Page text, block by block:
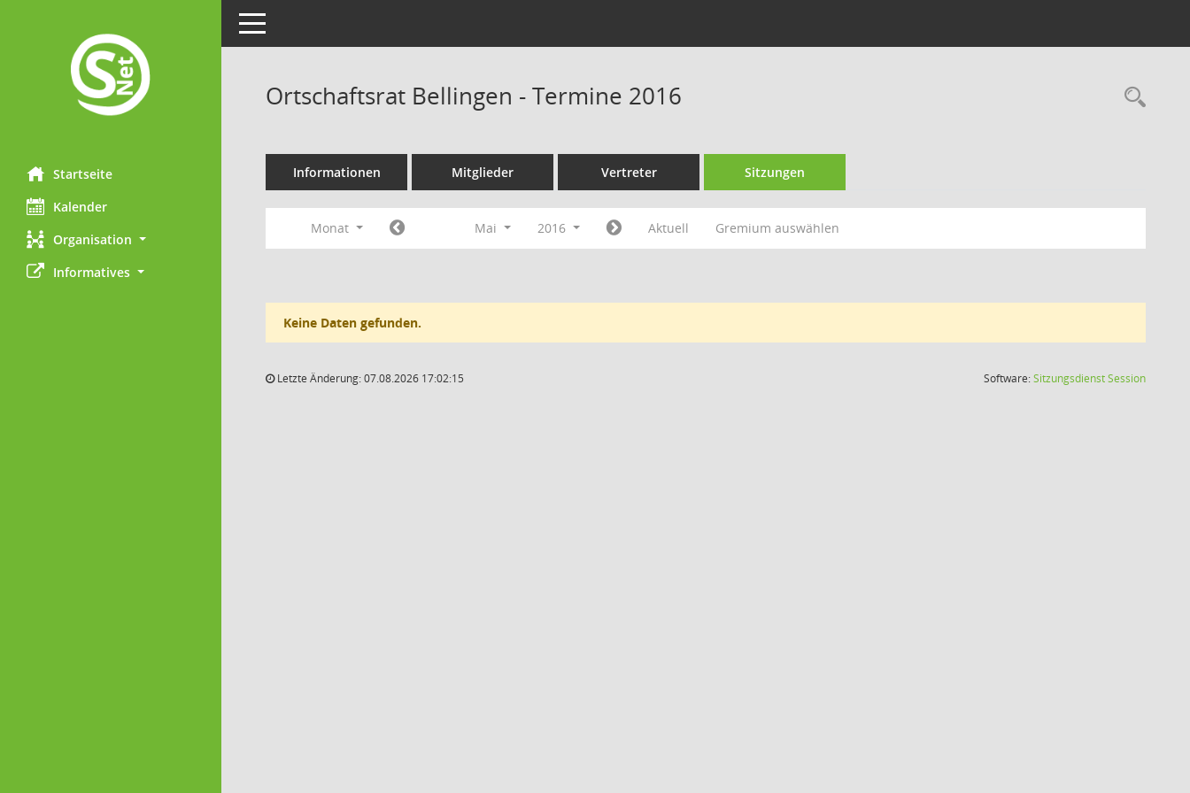
Startseite
Kalender
Organisation
Informatives
Toggle navigation
Ortschaftsrat Bellingen - Termine 2016
Informationen Mitglieder Vertreter Sitzungen
Monat Mai 2016 Aktuell Gremium auswählen
Keine Daten gefunden.
Letzte Änderung: 07.08.2026 17:02:15 Software:SitzungsdienstSession(Wird in